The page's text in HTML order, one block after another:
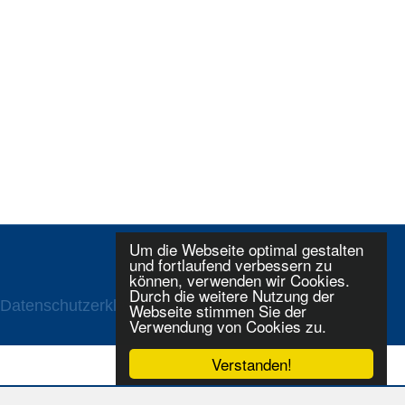
Verstanden!
Um die Webseite optimal gestalten
und fortlaufend verbessern zu
können, verwenden wir Cookies.
Durch die weitere Nutzung der
Webseite stimmen Sie der
Verwendung von Cookies zu.
Datenschutzerklaerung Login